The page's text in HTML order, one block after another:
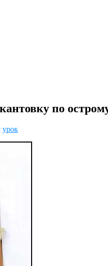
по
урок